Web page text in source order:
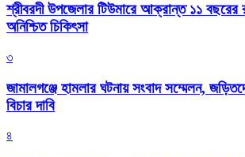
শ্রীবরদী উপজেলার টিউমারে আক্রান্ত ১১ বছরের
অনিশ্চিত চিকিৎসা
৩
জামালগঞ্জে হামলার ঘটনায় সংবাদ সম্মেলন,
বিচার দাবি
৪